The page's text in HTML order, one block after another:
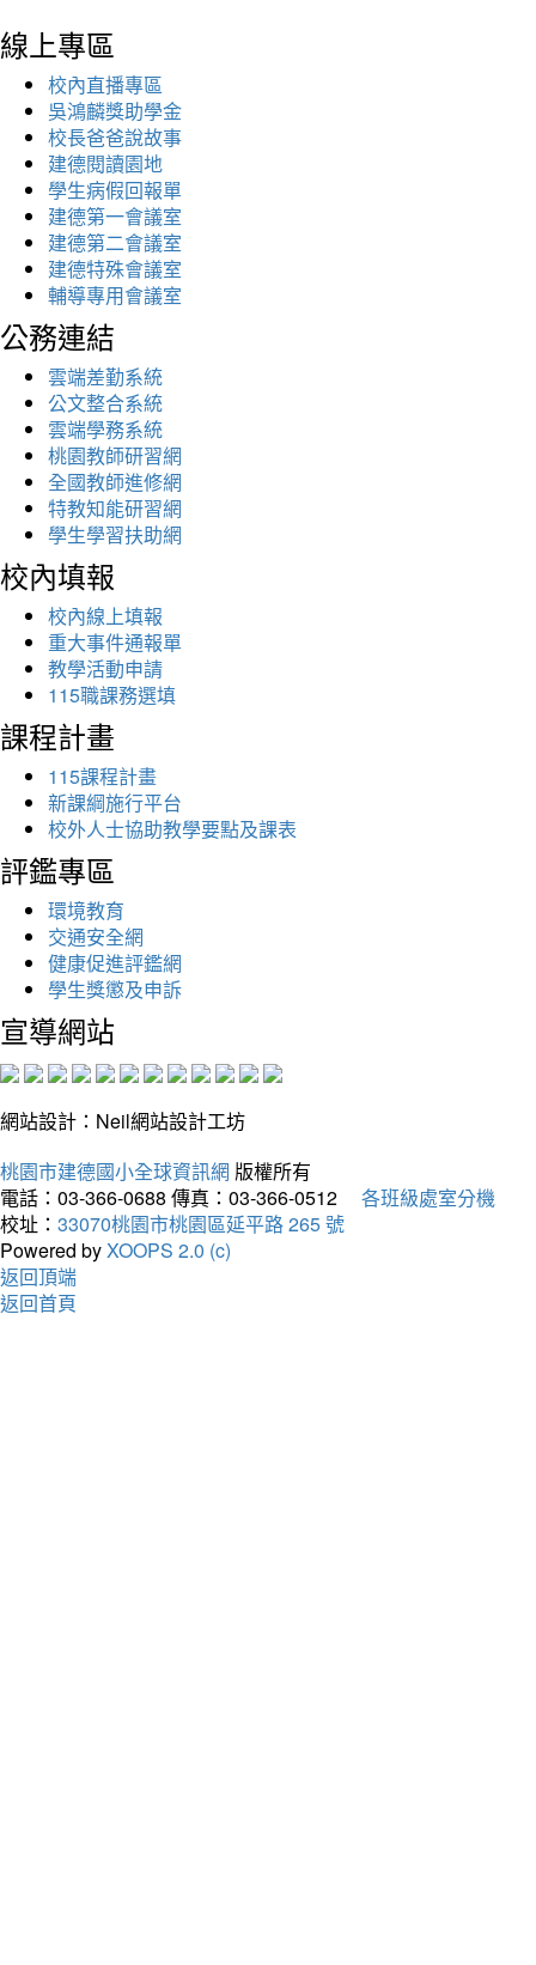
線上專區
校內直播專區
吳鴻麟獎助學金
校長爸爸說故事
建德閱讀園地
學生病假回報單
建德第一會議室
建德第二會議室
建德特殊會議室
輔導專用會議室
公務連結
雲端差勤系統
公文整合系統
雲端學務系統
桃園教師研習網
全國教師進修網
特教知能研習網
學生學習扶助網
校內填報
校內線上填報
重大事件通報單
教學活動申請
115職課務選填
課程計畫
115課程計畫
新課綱施行平台
校外人士協助教學要點及課表
評鑑專區
環境教育
交通安全網
健康促進評鑑網
學生獎懲及申訴
宣導網站
網站設計：Neil網站設計工坊
桃園市建德國小全球資訊網 版權所有
電話：03-366-0688 傳真：03-366-0512
各班級處室分機
校址： 33070桃園市桃園區延平路 265 號
Powered byXOOPS 2.0 (c)
返回頂端
返回首頁